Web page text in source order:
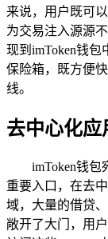
来说，用户既可
为交易注入源源
现到imToken钱
保险箱，既方便
线。
去中心化应
imToken钱
重要入口，在去
域，大量的借贷
敞开了大门，用